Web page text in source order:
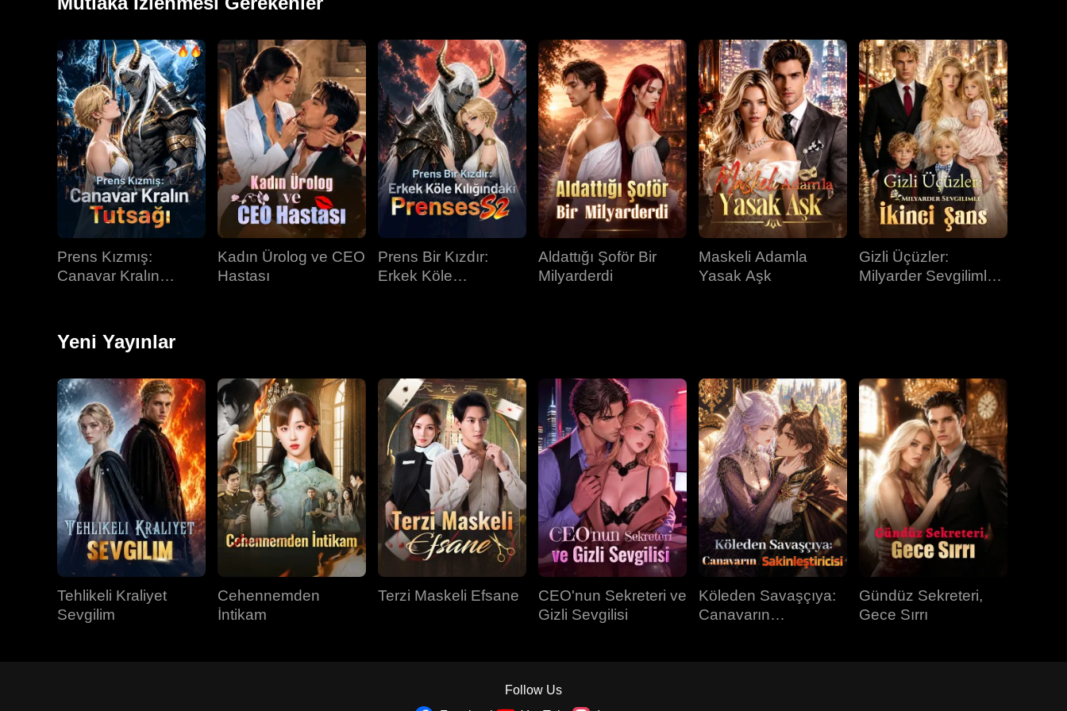
34.bölüm 35.bölüm 36.bölüm
37.bölüm 38.bölüm 39.bölüm
40.bölüm
Prens Kızmış:
Canavar Kralın
Kadın Ürolog ve CEO
Hastası
Prens Bir Kızdır:
Erkek Köle
Aldattığı Şoför Bir
Milyarderdi
Maskeli Adamla
Yasak Aşk
Gizli Üçüzler:
Milyarder Sevgilimle
Yeni Yayınlar
Tehlikeli Kraliyet
Sevgilim
Cehennemden
İntikam
Terzi Maskeli Efsane
CEO'nun Sekreteri ve
Gizli Sevgilisi
Köleden Savaşçıya:
Canavarın
Gündüz Sekreteri,
Gece Sırrı
Follow Us